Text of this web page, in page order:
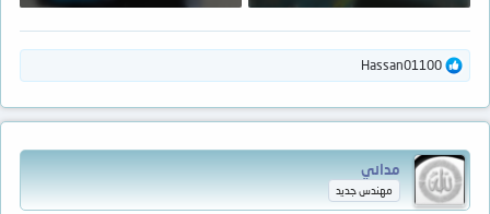
ا
ل
ع
ل
ا
ت
Hassan01100
مداني
مهندس جديد